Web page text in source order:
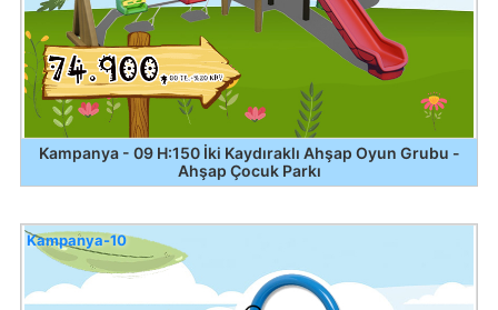
Kampanya - 09 H:150 İki Kaydıraklı Ahşap Oyun Grubu -
Ahşap Çocuk Parkı
Kampanya-10